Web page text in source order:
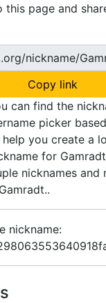
this page and
nickname/
Copy link
can find the
picker
help you create a
for
nicknames and
nickname: